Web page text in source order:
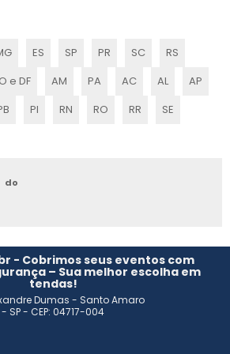
PREÇO
DE ESTANDES
DE STANDS
ES SP PR SC
RS
e DF AM PA AC AL
AP
PI RN RO RR
SE
do
- Cobrimos seus eventos com
– Sua melhor escolha em
tendas!
Dumas - Santo Amaro
- SP - CEP: 04717-004